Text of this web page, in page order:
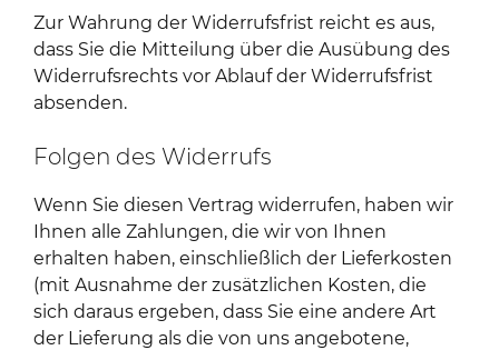
Zur Wahrung der Widerrufsfrist reicht es aus,
dass Sie die Mitteilung über die Ausübung des
Widerrufsrechts vor Ablauf der Widerrufsfrist
absenden.
Folgen des Widerrufs
Wenn Sie diesen Vertrag widerrufen, haben wir
Ihnen alle Zahlungen, die wir von Ihnen
erhalten haben, einschließlich der Lieferkosten
(mit Ausnahme der zusätzlichen Kosten, die
sich daraus ergeben, dass Sie eine andere Art
der Lieferung als die von uns angebotene,